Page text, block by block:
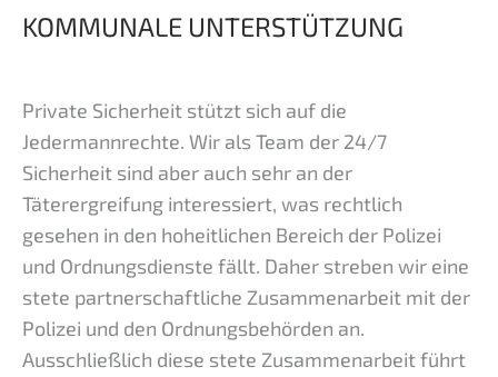
KOMMUNALE UNTERSTÜTZUNG
Private Sicherheit stützt sich auf die
Jedermannrechte. Wir als Team der 24/7
Sicherheit sind aber auch sehr an der
Täterergreifung interessiert, was rechtlich
gesehen in den hoheitlichen Bereich der Polizei
und Ordnungsdienste fällt. Daher streben wir eine
stete partnerschaftliche Zusammenarbeit mit der
Polizei und den Ordnungsbehörden an.
Ausschließlich diese stete Zusammenarbeit führt